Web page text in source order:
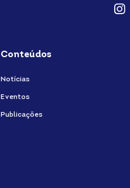
Conteúdos
Notícias
Eventos
Publicações